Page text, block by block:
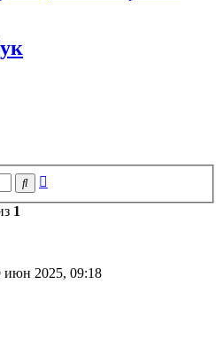
Поиск
1
июн 2025, 09:18